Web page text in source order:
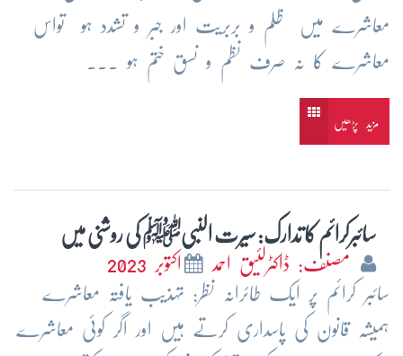
معاشرے میں ظلم و بربریت اور جبر و تشدد ہو تواس
معاشرے کا نہ صرف نظم و نسق ختم ہو ...
مزید پڑھیں
سائبرکرائم کا تدارک: سیرت النبیﷺ کی روشنی میں
مصنف: ڈاکٹرلئیق احمد
اکتوبر 2023
سائبر کرائم پر ایک طائرانہ نظر: تہذیب یافتہ معاشرے
ہمیشہ قانون کی پاسداری کرتے ہیں اور اگر کوئی معاشرے